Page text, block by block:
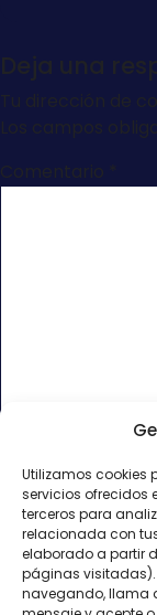
Utilizamos cookies
servicios ofrecidos
terceros para
relacionada con
elaborado a partir
páginas visitadas).
navegando, llama
Correo
Web